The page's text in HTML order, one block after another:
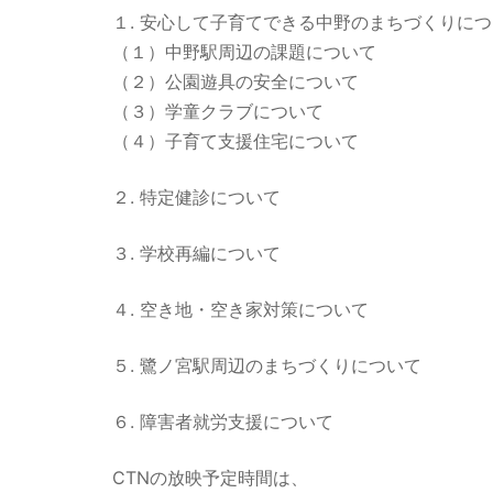
１. 安心して子育てできる中野のまちづくりに
（１）中野駅周辺の課題について
（２）公園遊具の安全について
（３）学童クラブについて
（４）子育て支援住宅について
２. 特定健診について
３. 学校再編について
４. 空き地・空き家対策について
５. 鷺ノ宮駅周辺のまちづくりについて
６. 障害者就労支援について
CTNの放映予定時間は、